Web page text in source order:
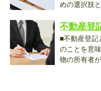
めの選択肢
不動産登
■不動産登記
のことを意
物の所有者